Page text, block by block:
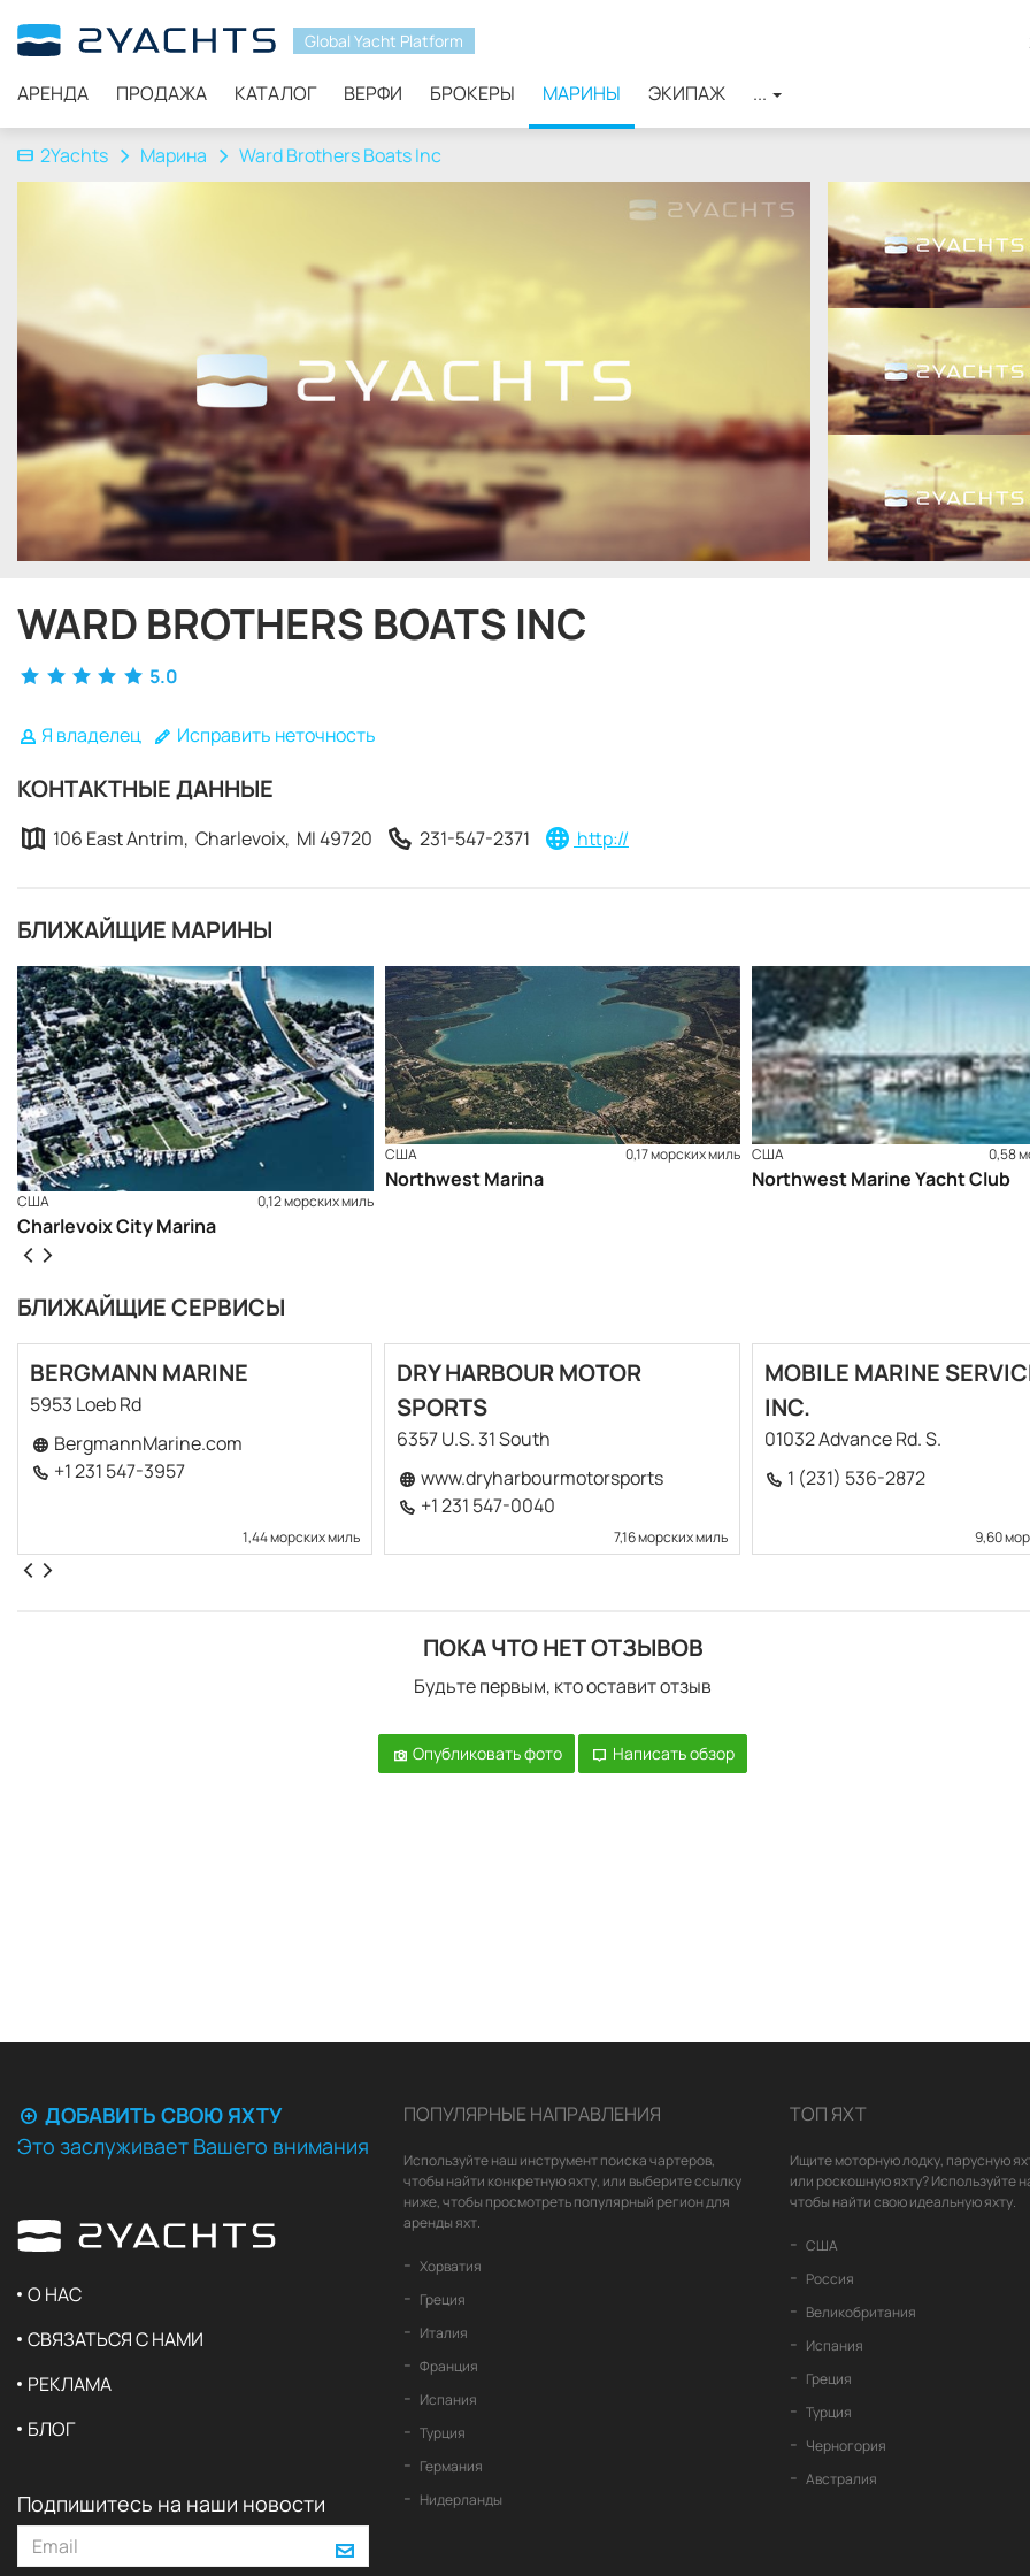
Global Yacht Platform
АРЕНДА ПРОДАЖА КАТАЛОГ ВЕРФИ БРОКЕРЫ МАРИНЫ ЭКИПАЖ ...
2Yachts Марина Ward Brothers Boats Inc
WARD BROTHERS BOATS INC
5.0
Я владелец Исправить неточность
КОНТАКТНЫЕ ДАННЫЕ
106 East Antrim, Charlevoix, MI 49720 231-547-2371 http://
БЛИЖАЙЩИЕ МАРИНЫ
США 0,12 морских миль
Charlevoix City Marina
США 0,17 морских миль
Northwest Marina
США 0,58
Northwest Marine Yacht Club
БЛИЖАЙЩИЕ СЕРВИСЫ
BERGMANN MARINE
5953 Loeb Rd
BergmannMarine.com
+1 231 547-3957
1,44 морских миль
DRY HARBOUR MOTOR
SPORTS
6357 U.S. 31 South
www.dryharbourmotorsports
+1 231 547-0040
7,16 морских миль
MOBILE MARINE
INC.
01032 Advance Rd. S.
1 (231) 536-2872
9,60
ПОКА ЧТО НЕТ ОТЗЫВОВ
Будьте первым, кто оставит отзыв
Опубликовать фото Написать обзор
ДОБАВИТЬ СВОЮ ЯХТУ
Это заслуживает Вашего внимания
О НАС
СВЯЗАТЬСЯ С НАМИ
РЕКЛАМА
БЛОГ
Подпишитесь на наши новости
ПОПУЛЯРНЫЕ НАПРАВЛЕНИЯ
Используйте наш инструмент поиска чартеров,
чтобы найти конкретную яхту, или выберите ссылку
ниже, чтобы просмотреть популярный регион для
аренды яхт.
Хорватия
Греция
Италия
Франция
Испания
Турция
Германия
Нидерланды
ТОП ЯХТ
Ищите моторную лодку, парусную
или роскошную яхту? Используйте
чтобы найти свою идеальную яхту.
США
Россия
Великобритания
Испания
Греция
Турция
Черногория
Австралия